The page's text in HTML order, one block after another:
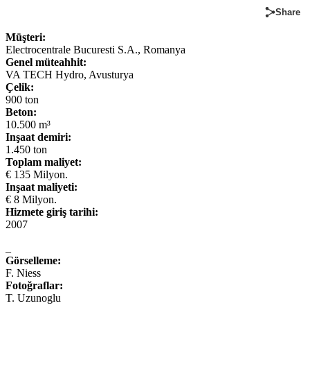
Share
Müşteri:
Electrocentrale Bucuresti S.A., Romanya
Genel müteahhit:
VA TECH Hydro, Avusturya
Çelik:
900 ton
Beton:
10.500 m³
Inşaat demiri:
1.450 ton
Toplam maliyet:
€ 135 Milyon.
Inşaat maliyeti:
€ 8 Milyon.
Hizmete giriş tarihi:
2007
Görselleme:
F. Niess
Fotoğraflar:
T. Uzunoglu